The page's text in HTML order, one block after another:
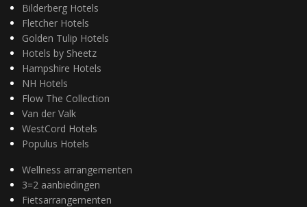
Bilderberg Hotels
Fletcher Hotels
Golden Tulip Hotels
Hotels by Sheetz
Hampshire Hotels
NH Hotels
Flow The Collection
Van der Valk
WestCord Hotels
Populus Hotels
Wellness arrangementen
3=2 aanbiedingen
Fietsarrangementen